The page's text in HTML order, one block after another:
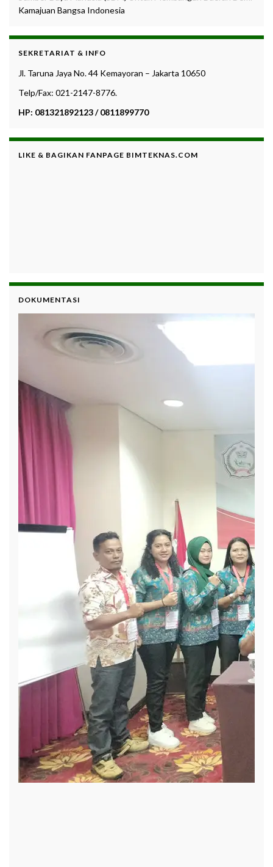
Kamajuan Bangsa Indonesia
SEKRETARIAT & INFO
Jl. Taruna Jaya No. 44 Kemayoran – Jakarta 10650
Telp/Fax: 021-2147-8776.
HP: 081321892123 / 0811899770
LIKE & BAGIKAN FANPAGE BIMTEKNAS.COM
DOKUMENTASI